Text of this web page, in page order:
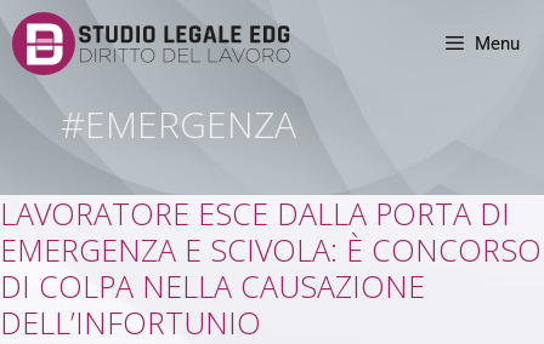
Menu
#EMERGENZA
LAVORATORE ESCE DALLA PORTA DI
EMERGENZA E SCIVOLA: È CONCORSO
DI COLPA NELLA CAUSAZIONE
DELL’INFORTUNIO